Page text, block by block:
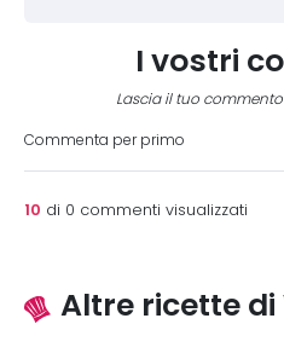
I vostri
Lascia il tuo
Commenta per primo
10 di 0 commenti visualizzati
Altre ricette